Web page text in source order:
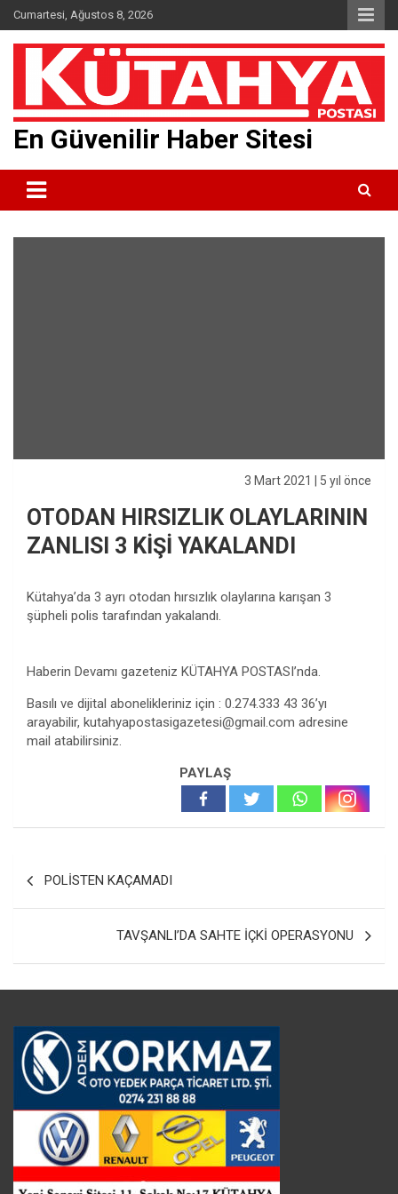
Skip
to
content
Cumartesi, Ağustos 8, 2026
En Güvenilir Haber Sitesi
3 Mart 2021 | 5 yıl önce
OTODAN HIRSIZLIK OLAYLARININ
ZANLISI 3 KİŞİ YAKALANDI
Kütahya’da 3 ayrı otodan hırsızlık olaylarına karışan 3
şüpheli polis tarafından yakalandı.
Haberin Devamı gazeteniz KÜTAHYA POSTASI’nda.
Basılı ve dijital abonelikleriniz için : 0.274.333 43 36’yı
arayabilir, kutahyapostasigazetesi@gmail.com adresine
mail atabilirsiniz.
PAYLAŞ
POLİSTEN KAÇAMADI
TAVŞANLI’DA SAHTE İÇKİ OPERASYONU